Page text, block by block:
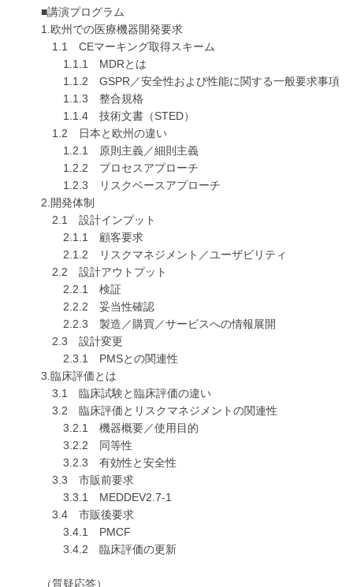
■講演プログラム
1.欧州での医療機器開発要求
1.1 CEマーキング取得スキーム
1.1.1 MDRとは
1.1.2 GSPR／安全性および性能に関する一般要求事項
1.1.3 整合規格
1.1.4 技術文書（STED）
1.2 日本と欧州の違い
1.2.1 原則主義／細則主義
1.2.2 プロセスアプローチ
1.2.3 リスクベースアプローチ
2.開発体制
2.1 設計インプット
2.1.1 顧客要求
2.1.2 リスクマネジメント／ユーザビリティ
2.2 設計アウトプット
2.2.1 検証
2.2.2 妥当性確認
2.2.3 製造／購買／サービスへの情報展開
2.3 設計変更
2.3.1 PMSとの関連性
3.臨床評価とは
3.1 臨床試験と臨床評価の違い
3.2 臨床評価とリスクマネジメントの関連性
3.2.1 機器概要／使用目的
3.2.2 同等性
3.2.3 有効性と安全性
3.3 市販前要求
3.3.1 MEDDEV2.7-1
3.4 市販後要求
3.4.1 PMCF
3.4.2 臨床評価の更新
（質疑応答）